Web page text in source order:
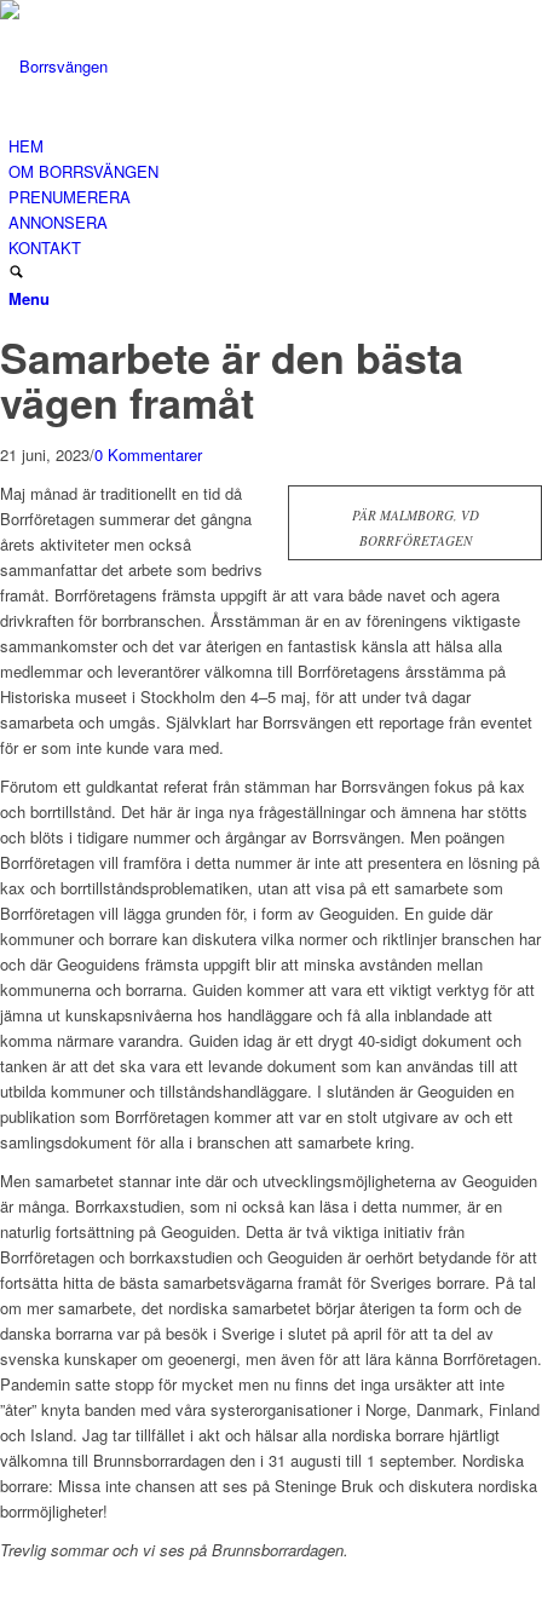
HEM
OM BORRSVÄNGEN
PRENUMERERA
ANNONSERA
KONTAKT
Menu
Samarbete är den bästa
vägen framåt
21 juni, 2023/0 Kommentarer
PÄR MALMBORG, VD
BORRFÖRETAGEN
Maj månad är traditionellt en tid då
Borrföretagen summerar det gångna
årets aktiviteter men också
sammanfattar det arbete som bedrivs
framåt. Borrföretagens främsta uppgift är att vara både navet och agera
drivkraften för borrbranschen. Årsstämman är en av föreningens viktigaste
sammankomster och det var återigen en fantastisk känsla att hälsa alla
medlemmar och leverantörer välkomna till Borrföretagens årsstämma på
Historiska museet i Stockholm den 4–5 maj, för att under två dagar
samarbeta och umgås. Självklart har Borrsvängen ett reportage från eventet
för er som inte kunde vara med.
Förutom ett guldkantat referat från stämman har Borrsvängen fokus på kax
och borrtillstånd. Det här är inga nya frågeställningar och ämnena har stötts
och blöts i tidigare nummer och årgångar av Borrsvängen. Men poängen
Borrföretagen vill framföra i detta nummer är inte att presentera en lösning på
kax och borrtillståndsproblematiken, utan att visa på ett samarbete som
Borrföretagen vill lägga grunden för, i form av Geoguiden. En guide där
kommuner och borrare kan diskutera vilka normer och riktlinjer branschen har
och där Geoguidens främsta uppgift blir att minska avstånden mellan
kommunerna och borrarna. Guiden kommer att vara ett viktigt verktyg för att
jämna ut kunskapsnivåerna hos handläggare och få alla inblandade att
komma närmare varandra. Guiden idag är ett drygt 40-sidigt dokument och
tanken är att det ska vara ett levande dokument som kan användas till att
utbilda kommuner och tillståndshandläggare. I slutänden är Geoguiden en
publikation som Borrföretagen kommer att var en stolt utgivare av och ett
samlingsdokument för alla i branschen att samarbete kring.
Men samarbetet stannar inte där och utvecklingsmöjligheterna av Geoguiden
är många. Borrkaxstudien, som ni också kan läsa i detta nummer, är en
naturlig fortsättning på Geoguiden. Detta är två viktiga initiativ från
Borrföretagen och borrkaxstudien och Geoguiden är oerhört betydande för att
fortsätta hitta de bästa samarbetsvägarna framåt för Sveriges borrare. På tal
om mer samarbete, det nordiska samarbetet börjar återigen ta form och de
danska borrarna var på besök i Sverige i slutet på april för att ta del av
svenska kunskaper om geoenergi, men även för att lära känna Borrföretagen.
Pandemin satte stopp för mycket men nu finns det inga ursäkter att inte
”åter” knyta banden med våra systerorganisationer i Norge, Danmark, Finland
och Island. Jag tar tillfället i akt och hälsar alla nordiska borrare hjärtligt
välkomna till Brunnsborrardagen den i 31 augusti till 1 september. Nordiska
borrare: Missa inte chansen att ses på Steninge Bruk och diskutera nordiska
borrmöjligheter!
Trevlig sommar och vi ses på Brunnsborrardagen.